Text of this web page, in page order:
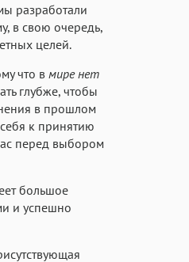
разработали
в свою очередь,
целей.
что в мире нет
глубже, чтобы
в прошлом
к принятию
перед выбором
большое
и успешно